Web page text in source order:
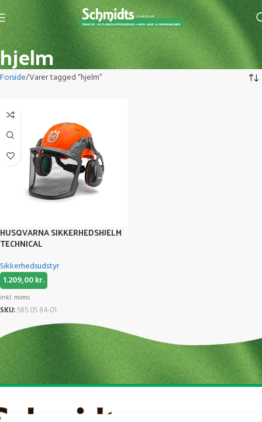
hjelm
Forside Varer tagged “hjelm”
HUSQVARNA SIKKERHEDSHJELM
TECHNICAL
Sikkerhedsudstyr
1.209,00kr.
inkl. moms
SKU:585 05 84-01